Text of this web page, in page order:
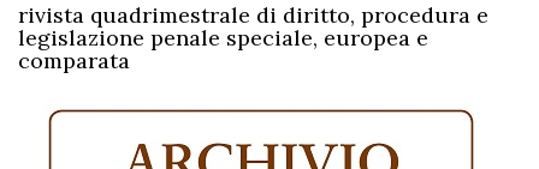
rivista quadrimestrale di diritto, procedura e
legislazione penale speciale, europea e
comparata